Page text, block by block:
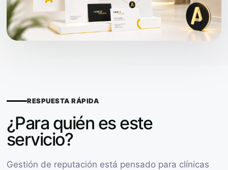
RESPUESTA RÁPIDA
¿Para quién es este
servicio?
Gestión de reputación está pensado para clínicas